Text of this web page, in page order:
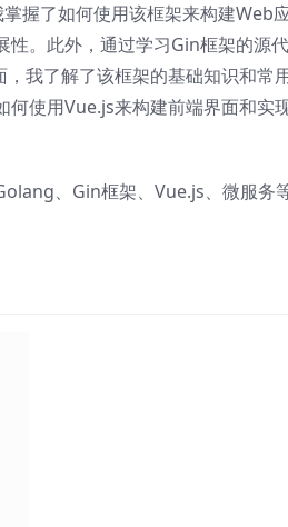
握了如何使用该框架来构建Web
性。此外，通过学习Gin框架的源
我了解了该框架的基础知识和常
何使用Vue.js来构建前端界面和实
、Gin框架、Vue.js、微服务